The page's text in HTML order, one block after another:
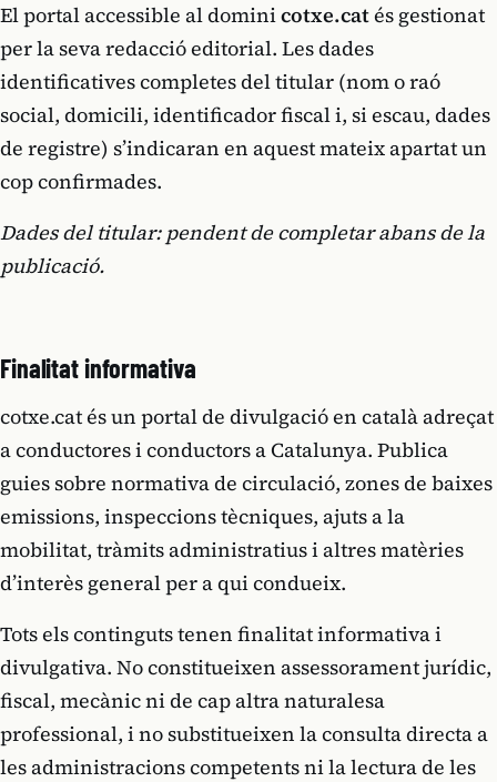
El portal accessible al dominicotxe.catés gestionat
per la seva redacció editorial. Les dades
identificatives completes del titular (nom o raó
social, domicili, identificador fiscal i, si escau, dades
de registre) s’indicaran en aquest mateix apartat un
cop confirmades.
Dades del titular: pendent de completar abans de la
publicació.
Finalitat informativa
cotxe.cat és un portal de divulgació en català adreçat
a conductores i conductors a Catalunya. Publica
guies sobre normativa de circulació, zones de baixes
emissions, inspeccions tècniques, ajuts a la
mobilitat, tràmits administratius i altres matèries
d’interès general per a qui condueix.
Tots els continguts tenen finalitat informativa i
divulgativa. No constitueixen assessorament jurídic,
fiscal, mecànic ni de cap altra naturalesa
professional, i no substitueixen la consulta directa a
les administracions competents ni la lectura de les